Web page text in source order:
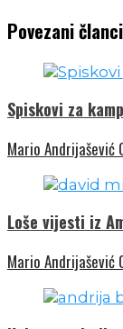
Povezani članci
Spiskovi za
Mario Andrijašević
Loše vijesti iz
Mario Andrijašević